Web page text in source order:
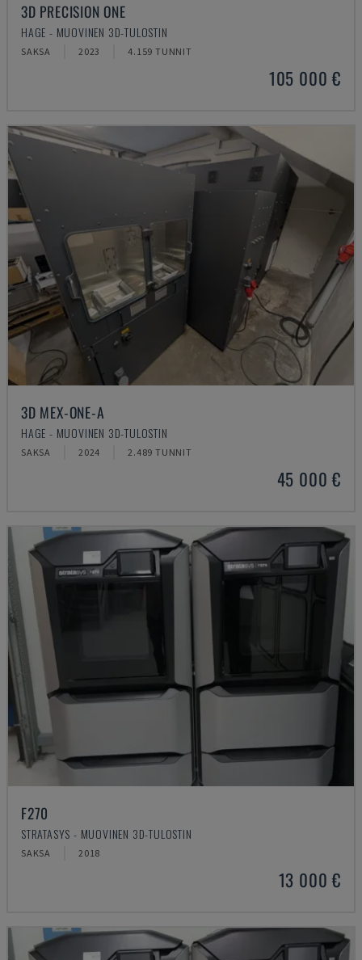
3D PRECISION ONE
HAGE - MUOVINEN 3D-TULOSTIN
SAKSA 2023 4.159 TUNNIT
105 000 €
3D MEX-ONE-A
HAGE - MUOVINEN 3D-TULOSTIN
SAKSA 2024 2.489 TUNNIT
45 000 €
F270
STRATASYS - MUOVINEN 3D-TULOSTIN
SAKSA 2018
13 000 €